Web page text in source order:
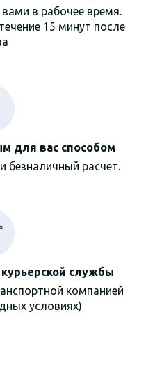
в рабочее время.
15 минут после
для вас способом
расчет.
службы
компанией
условиях)